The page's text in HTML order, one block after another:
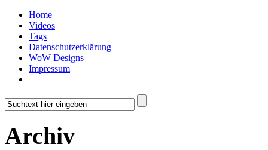
Home
Videos
Tags
Datenschutzerklärung
WoW Designs
Impressum
Archiv